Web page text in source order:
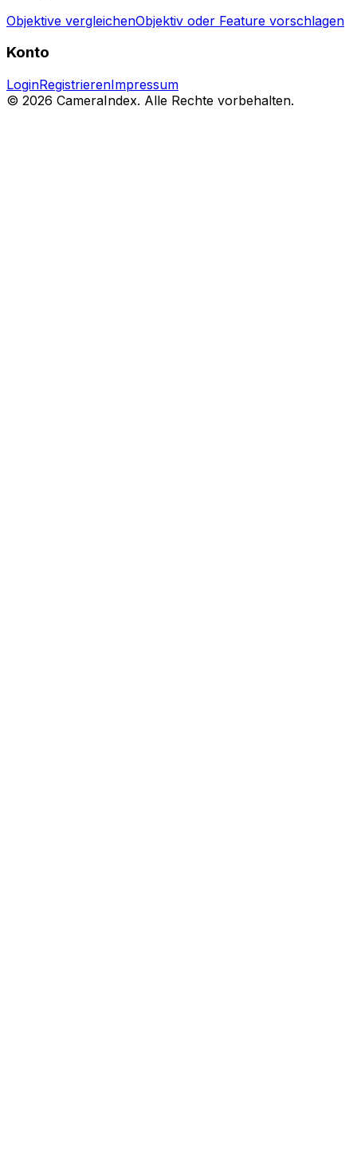
Objektive vergleichenObjektiv oder Feature vorschlagen
Konto
LoginRegistrierenImpressum
© 2026 CameraIndex. Alle Rechte vorbehalten.